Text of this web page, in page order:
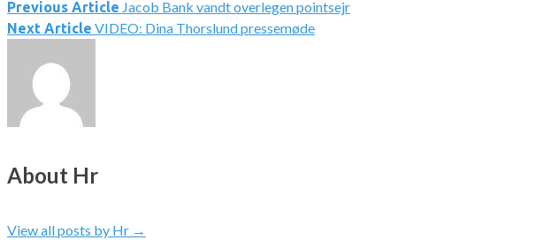
Indlægsnavigation
Previous Article Jacob Bank vandt overlegen pointsejr
Next Article VIDEO: Dina Thorslund pressemøde
About Hr
View all posts by Hr →